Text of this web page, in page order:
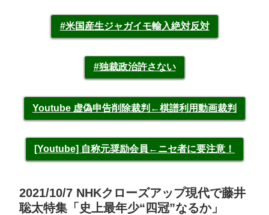
#米国産生ジャガイモ輸入絶対反対
#独裁政治許さない
Youtube 虚偽申告削除裁判←棋譜利用動画裁判
[Youtube] 自称元奨励会員←ニセ者に要注意！
2021/10/7 NHKクローズアップ現代で藤井
聡太特集「史上最年少“四冠”なるか」